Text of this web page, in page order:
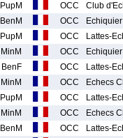
PupM OCC Club
BenM OCC
PupM OCC Lattes-
MinM OCC
BenF OCC Lattes-
MinM OCC Echecs
PupM OCC Lattes-
MinM OCC Echecs
BenM OCC Lattes-